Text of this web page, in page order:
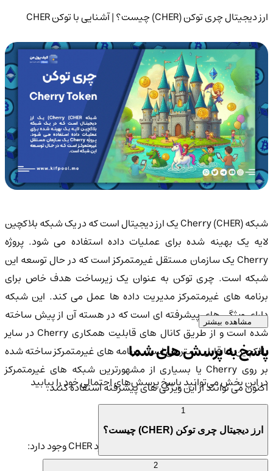
ارز دیجیتال چری توکن (CHER) چیست؟ | آشنایی با توکن CHER
شبکه Cherry (CHER) یک ارز دیجیتال است که در یک شبکه بلاکچین
لایه یک بهینه شده برای عملیات داده استفاده می شود. پروژه
Cherry یک سازمان مستقل غیرمتمرکز است که در حال توسعه این
شبکه است. چری توکن به عنوان یک زیرساخت هدف خاص برای
برنامه های غیرمتمرکز مدیریت داده ها عمل می کند. این شبکه
دارای ویژگی های پیشرفته ای است که در هسته آن از پیش ساخته
شده است و از طریق کانال های قابلیت همکاری Cherry در سایر
بلاکچین ها قابل دسترسی است. برنامه های غیرمتمرکز ساخته شده
بر روی Cherry یا بسیاری از مشهورترین شبکه های غیرمتمرکز
اکنون می توانند از این ویژگی های پیشرفته استفاده کنند.
بررسی نحوه عملکرد ارز دیجیتال CHER
در اینجا چند نکته کلیدی در مورد نحوه عملکرد CHER وجود دارد:
مشاهده بیشتر
پاسخ به پرسش های شما
در این بخش می‌توانید پاسخ پرسش‌های احتمالی خود را بیابید
ارز دیجیتال چری توکن (CHER) چیست؟